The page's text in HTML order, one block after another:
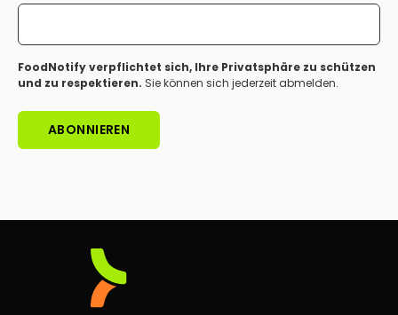
FoodNotify verpflichtet sich, Ihre Privatsphäre zu schützen
und zu respektieren. Sie können sich jederzeit abmelden.